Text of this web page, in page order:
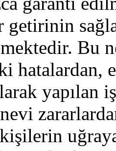
getirinin
Bu
hatalardan,
yapılan